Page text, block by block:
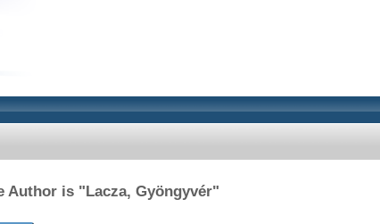
Author is "Lacza, Gyöngyvér"